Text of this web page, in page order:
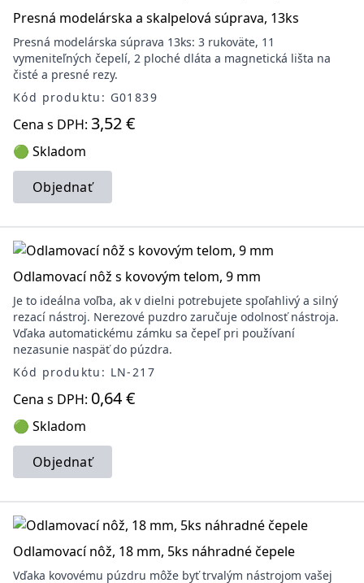
Presná modelárska a skalpelová súprava, 13ks
Presná modelárska súprava 13ks: 3 rukoväte, 11
vymeniteľných čepelí, 2 ploché dláta a magnetická lišta na
čisté a presné rezy.
Kód produktu: G01839
Cena s DPH: 3,52 €
🟢 Skladom
Objednať
Odlamovací nôž s kovovým telom, 9 mm
Je to ideálna voľba, ak v dielni potrebujete spoľahlivý a silný
rezací nástroj. Nerezové puzdro zaručuje odolnosť nástroja.
Vďaka automatickému zámku sa čepeľ pri používaní
nezasunie naspäť do púzdra.
Kód produktu: LN-217
Cena s DPH: 0,64 €
🟢 Skladom
Objednať
Odlamovací nôž, 18 mm, 5ks náhradné čepele
Vďaka kovovému púzdru môže byť trvalým nástrojom vašej